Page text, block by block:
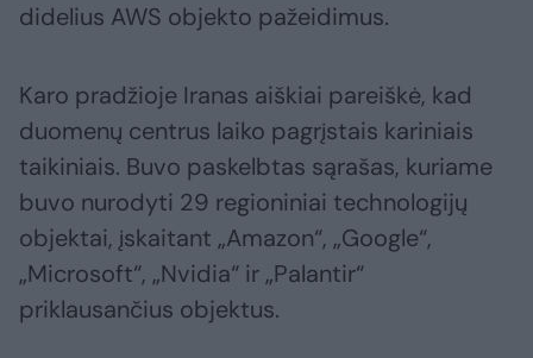
didelius AWS objekto pažeidimus.
Karo pradžioje Iranas aiškiai pareiškė, kad
duomenų centrus laiko pagrįstais kariniais
taikiniais. Buvo paskelbtas sąrašas, kuriame
buvo nurodyti 29 regioniniai technologijų
objektai, įskaitant „Amazon“, „Google“,
„Microsoft“, „Nvidia“ ir „Palantir“
priklausančius objektus.